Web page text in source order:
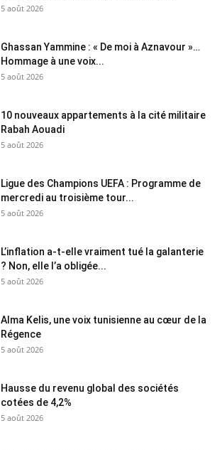
5 août 2026
Ghassan Yammine : « De moi à Aznavour »…
Hommage à une voix...
5 août 2026
10 nouveaux appartements à la cité militaire
Rabah Aouadi
5 août 2026
Ligue des Champions UEFA : Programme de
mercredi au troisième tour...
5 août 2026
L’inflation a-t-elle vraiment tué la galanterie
? Non, elle l’a obligée...
5 août 2026
Alma Kelis, une voix tunisienne au cœur de la
Régence
5 août 2026
Hausse du revenu global des sociétés
cotées de 4,2%
5 août 2026